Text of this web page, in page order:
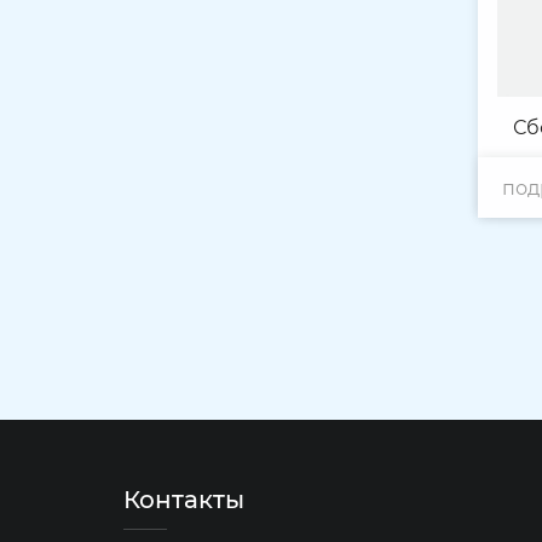
Контакты